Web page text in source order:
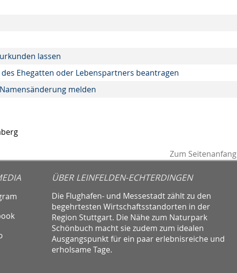
lassen
Ehegatten oder Lebenspartners beantragen
melden
Zum Seitenanfang
ÜBER LEINFELDEN-ECHTERDINGEN
Die Flughafen- und Messestadt zählt zu den
begehrtesten Wirtschaftsstandorten in der
Region Stuttgart. Die Nähe zum Naturpark
Schönbuch macht sie zudem zum idealen
Ausgangspunkt für ein paar erlebnisreiche und
erholsame Tage.